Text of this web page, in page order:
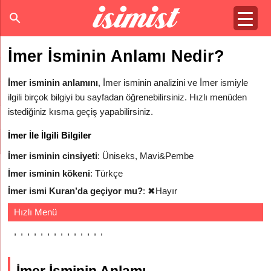
İmer İsminin Anlamı Nedir?
İmer isminin anlamını, İmer isminin analizini ve İmer ismiyle
ilgili birçok bilgiyi bu sayfadan öğrenebilirsiniz. Hızlı menüden
istediğiniz kısma geçiş yapabilirsiniz.
İmer İle İlgili Bilgiler
İmer isminin cinsiyeti: Üniseks, Mavi&Pembe
İmer isminin kökeni: Türkçe
İmer ismi Kuran’da geçiyor mu?: ✖Hayır
Hızlı Menü